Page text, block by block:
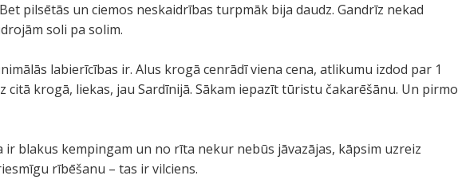
pilsētās un ciemos neskaidrības turpmāk bija daudz. Gandrīz nekad
soli pa solim.
labierīcības ir. Alus krogā cenrādī viena cena, atlikumu izdod par 1
citā krogā, liekas, jau Sardīnijā. Sākam iepazīt tūristu čakarēšānu. Un pirmo
ir blakus kempingam un no rīta nekur nebūs jāvazājas, kāpsim uzreiz
rībēšanu – tas ir vilciens.